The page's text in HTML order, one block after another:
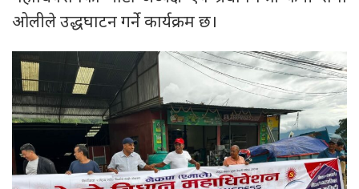
ओलीले उद्धघाटन गर्ने कार्यक्रम छ।